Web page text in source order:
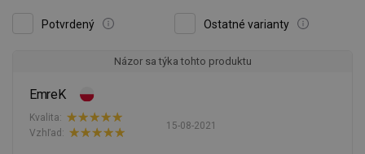
Potvrdený Ostatné varianty
Názor sa týka tohto produktu
EmreK
15-08-2021
Kvalita:
Vzhľad: